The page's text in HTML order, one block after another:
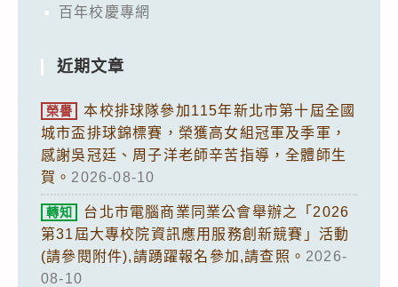
百年校慶專網
近期文章
榮譽
本校排球隊參加115年新北市第十屆全國
城市盃排球錦標賽，榮獲高女組冠軍及季軍，
感謝吳冠廷、周子洋老師辛苦指導，全體師生
賀。 2026-08-10
轉知
台北市電腦商業同業公會舉辦之「2026
第31屆大專校院資訊應用服務創新競賽」活動
(請參閱附件),請踴躍報名參加,請查照。 2026-
08-10